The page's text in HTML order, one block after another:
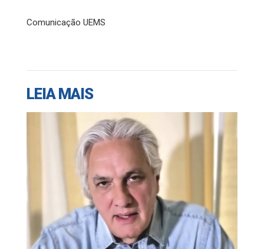
Comunicação UEMS
LEIA MAIS